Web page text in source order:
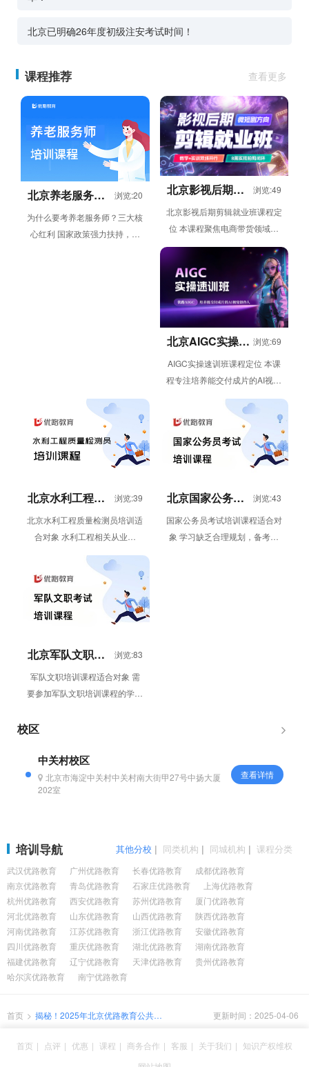
北京已明确26年度初级注安考试时间！
课程推荐 查看更多
北京养老服务师
浏览:20
为什么要考养老服务师？三大核
心红利 国家政策强力扶持，长
北京影视后期剪
浏览:49
北京影视后期剪辑就业班课程定
位 本课程聚焦电商带货领域的
视频剪辑需求，采用教学 + 实
训双线并行模式，通过 8 ...
北京AIGC实操速 浏览:69
AIGC实操速训班课程定位 本课
程专注培养能交付成片的AI视觉
创作人才，依托6周线上灵活学
习模式，帮助学员从AI入门逐...
北京水利工程质
浏览:39
北京水利工程质量检测员培训适
合对象 水利工程相关从业者
（检测、施工、监理、建设等单
位人员）；需要考取水利工程质
量检测员...
北京国家公务员
浏览:43
国家公务员考试培训课程适合对
象 学习缺乏合理规划，备考迷
北京军队文职培
浏览:83
军队文职培训课程适合对象 需
要参加军队文职培训课程的学员
校区
中关村校区
北京市海淀中关村中关村南大街甲27号中扬大厦
202室
查看详情
其他分校 | 同类机构 | 同城机构 | 课程分类
培训导航
武汉优路教育 广州优路教育 长春优路教育
成都优路教育
南京优路教育
青岛优路教育 石家庄优路教育
上海优路教育
杭州优路教育
西安优路教育 苏州优路教育
厦门优路教育
河北优路教育
山东优路教育 山西优路教育
陕西优路教育
河南优路教育
江苏优路教育 浙江优路教育
安徽优路教育
四川优路教育
重庆优路教育 湖北优路教育
湖南优路教育
福建优路教育
辽宁优路教育 天津优路教育
贵州优路教育
哈尔滨优路教育
南宁优路教育
首页 > 揭秘！2025年北京优路教育公共营
更新时间：2025-04-06
首页 | 点评 | 优惠 | 课程 | 商务合作 | 客服 | 关于我们 | 知识产权维权